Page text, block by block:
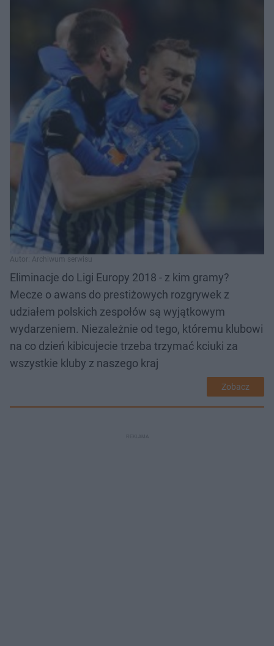
Autor: Archiwum serwisu
Eliminacje do Ligi Europy 2018 - z kim gramy?
Mecze o awans do prestiżowych rozgrywek z
udziałem polskich zespołów są wyjątkowym
wydarzeniem. Niezależnie od tego, któremu klubowi
na co dzień kibicujecie trzeba trzymać kciuki za
wszystkie kluby z naszego kraj
Zobacz